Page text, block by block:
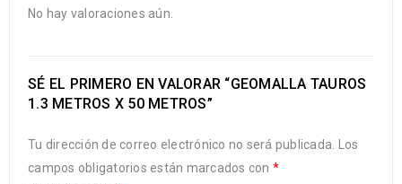
No hay valoraciones aún.
SÉ EL PRIMERO EN VALORAR “GEOMALLA TAUROS
1.3 METROS X 50 METROS”
Tu dirección de correo electrónico no será publicada. Los
campos obligatorios están marcados con *